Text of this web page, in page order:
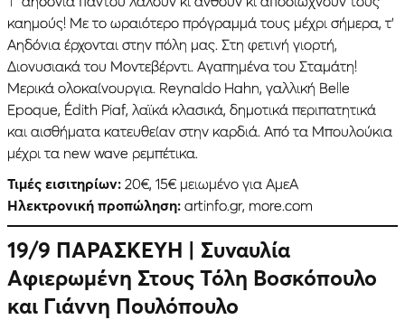
καημούς! Με το ωραιότερο πρόγραμμά τους μέχρι σήμερα, τ’
Αηδόνια έρχονται στην πόλη μας. Στη φετινή γιορτή,
Διονυσιακά του Μοντεβέρντι. Αγαπημένα του Σταμάτη!
Μερικά ολοκαίνουργια. Reynaldo Hahn, γαλλική Belle
Epoque, Édith Piaf, λαϊκά κλασικά, δημοτικά περιπατητικά
και αισθήματα κατευθείαν στην καρδιά. Από τα Μπουλούκια
μέχρι τα new wave ρεμπέτικα.
Τιμές εισιτηρίων: 20€, 15€ μειωμένο για ΑμεΑ
Ηλεκτρονική προπώληση: artinfo.gr, more.com
19/9 ΠΑΡΑΣΚΕΥΗ | Συναυλία
Αφιερωμένη Στους Τόλη Βοσκόπουλο
και Γιάννη Πουλόπουλο